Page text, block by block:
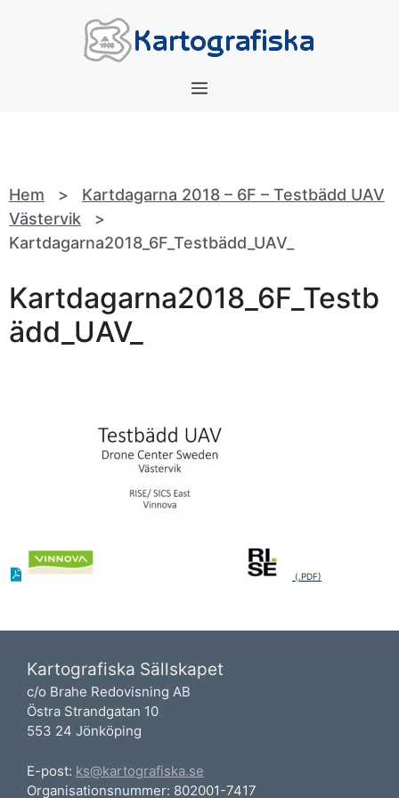
Meny
Hem > Kartdagarna 2018 – 6F – Testbädd UAV
Västervik >
Kartdagarna2018_6F_Testbädd_UAV_
Kartdagarna2018_6F_Testb
ädd_UAV_
Kartografiska Sällskapet
c/o Brahe Redovisning AB
Östra Strandgatan 10
553 24 Jönköping
E-post: ks@kartografiska.se
Organisationsnummer: 802001-7417